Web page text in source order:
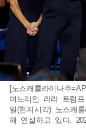
[노스캐롤라이나주
며느리인 라라 트럼
일(현지시각) 노스캐
해 연설하고 있다.